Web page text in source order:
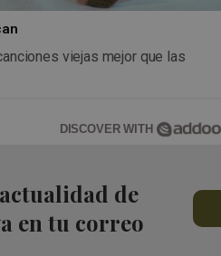
viejas mejor que las
DISCOVER WITH
de
en tu correo